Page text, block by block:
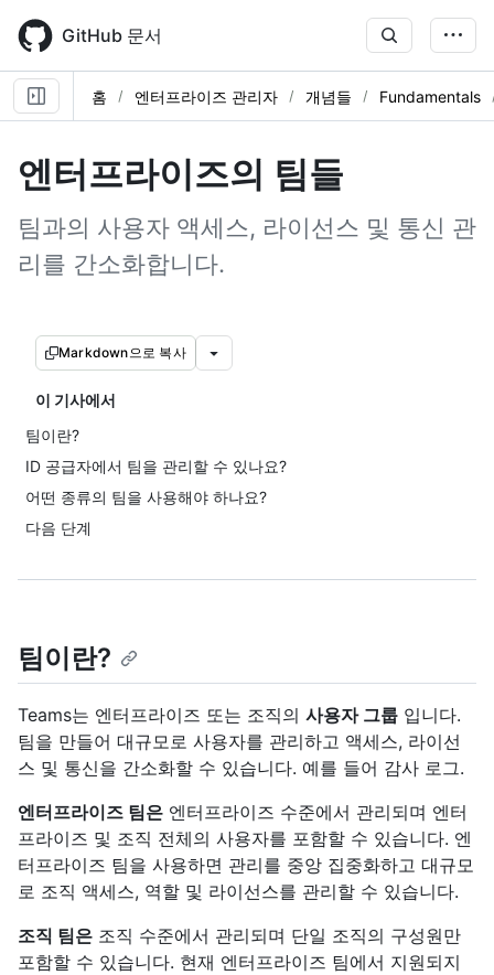
main
content
GitHub 문서
홈 엔터프라이즈 관리자 개념들 Fundamentals
엔터프라이즈의 팀들
팀과의 사용자 액세스, 라이선스 및 통신 관
리를 간소화합니다.
Markdown으로 복사
이 기사에서
팀이란?
ID 공급자에서 팀을 관리할 수 있나요?
어떤 종류의 팀을 사용해야 하나요?
다음 단계
팀이란?
Teams는 엔터프라이즈 또는 조직의 사용자 그룹 입니다.
팀을 만들어 대규모로 사용자를 관리하고 액세스, 라이선
스 및 통신을 간소화할 수 있습니다. 예를 들어 감사 로그.
엔터프라이즈 팀은 엔터프라이즈 수준에서 관리되며 엔터
프라이즈 및 조직 전체의 사용자를 포함할 수 있습니다. 엔
터프라이즈 팀을 사용하면 관리를 중앙 집중화하고 대규모
로 조직 액세스, 역할 및 라이선스를 관리할 수 있습니다.
조직 팀은 조직 수준에서 관리되며 단일 조직의 구성원만
포함할 수 있습니다. 현재 엔터프라이즈 팀에서 지원되지